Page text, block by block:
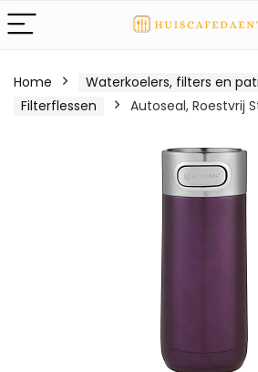
Home
Waterkoelers, filters en
Filterflessen
Autoseal, Roestvrij